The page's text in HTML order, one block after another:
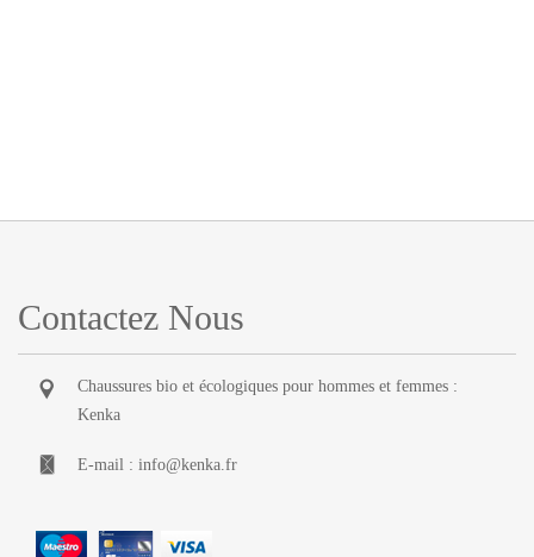
Contactez Nous
Chaussures bio et écologiques pour hommes et femmes :
Kenka
E-mail : info@kenka.fr